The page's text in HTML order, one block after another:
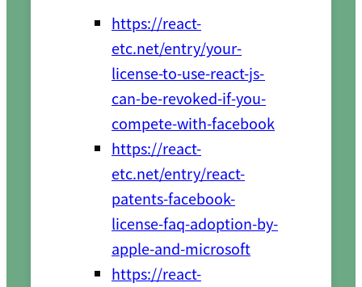
https://react-
etc.net/entry/your-
license-to-use-react-js-
can-be-revoked-if-you-
compete-with-facebook
https://react-
etc.net/entry/react-
patents-facebook-
license-faq-adoption-by-
apple-and-microsoft
https://react-